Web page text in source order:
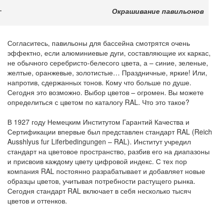
Окрашивание павильонов
Согласитесь, павильоны для бассейна смотрятся очень
эффектно, если алюминиевые дуги, составляющие их каркас,
не обычного серебристо-белесого цвета, а – синие, зеленые,
желтые, оранжевые, золотистые… Праздничные, яркие! Или,
напротив, сдержанных тонов. Кому что больше по душе.
Сегодня это возможно. Выбор цветов – огромен. Вы можете
определиться с цветом по каталогу RAL. Что это такое?
В 1927 году Немецким Институтом Гарантий Качества и
Сертификации впервые был представлен стандарт RAL (Reich
Ausshlyus fur Liferbedingungen – RAL). Институт учредил
стандарт на цветовое пространство, разбив его на диапазоны
и присвоив каждому цвету цифровой индекс. С тех пор
компания RAL постоянно разрабатывает и добавляет новые
образцы цветов, учитывая потребности растущего рынка.
Сегодня стандарт RAL включает в себя несколько тысяч
цветов и оттенков.